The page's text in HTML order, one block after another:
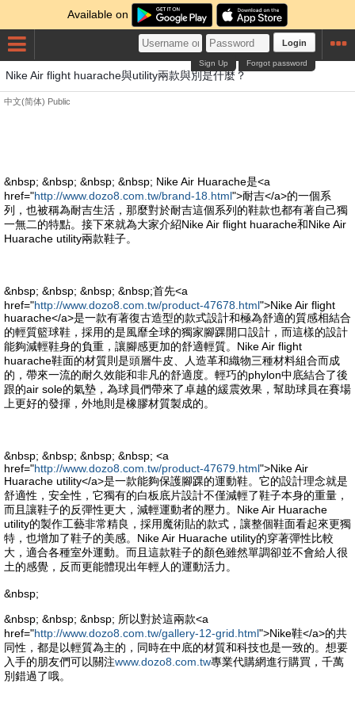
Available on
Login
Forgot password
Sign Up
Nike Air flight huarache與utility兩款與別是什麼？
中文(简体) Public
&nbsp; &nbsp; &nbsp; &nbsp; Nike Air Huarache是<a
href="http://www.dozo8.com.tw/brand-18.html">耐吉</a>的一個系
列，也被稱為耐吉生活，那麼對於耐吉這個系列的鞋款也都有著自己獨
一無二的特點。接下來就為大家介紹Nike Air flight huarache和Nike Air
Huarache utility兩款鞋子。
&nbsp; &nbsp; &nbsp; &nbsp;首先<a
href="http://www.dozo8.com.tw/product-47678.html">Nike Air flight
huarache</a>是一款有著復古造型的款式設計和極為舒適的質感相結合
的輕質籃球鞋，採用的是風靡全球的獨家腳踝開口設計，而這樣的設計
能夠減輕鞋身的負重，讓腳感更加的舒適輕質。Nike Air flight
huarache鞋面的材質則是頭層牛皮、人造革和織物三種材料組合而成
的，帶來一流的耐久效能和非凡的舒適度。輕巧的phylon中底結合了後
跟的air sole的氣墊，為球員們帶來了卓越的緩震效果，幫助球員在賽場
上更好的發揮，外地則是橡膠材質製成的。
&nbsp; &nbsp; &nbsp; &nbsp; <a
href="http://www.dozo8.com.tw/product-47679.html">Nike Air
Huarache utility</a>是一款能夠保護腳踝的運動鞋。它的設計理念就是
舒適性，安全性，它獨有的白板底片設計不僅減輕了鞋子本身的重量，
而且讓鞋子的反彈性更大，減輕運動者的壓力。Nike Air Huarache
utility的製作工藝非常精良，採用魔術貼的款式，讓整個鞋面看起來更獨
特，也增加了鞋子的美感。Nike Air Huarache utility的穿著彈性比較
大，適合各種室外運動。而且這款鞋子的顏色雖然單調卻並不會給人很
土的感覺，反而更能體現出年輕人的運動活力。
&nbsp;
&nbsp; &nbsp; &nbsp; 所以對於這兩款<a
href="http://www.dozo8.com.tw/gallery-12-grid.html">Nike鞋</a>的共
同性，都是以輕質為主的，同時在中底的材質和科技也是一致的。想要
入手的朋友們可以關注www.dozo8.com.tw專業代購網進行購買，千萬
別錯過了哦。